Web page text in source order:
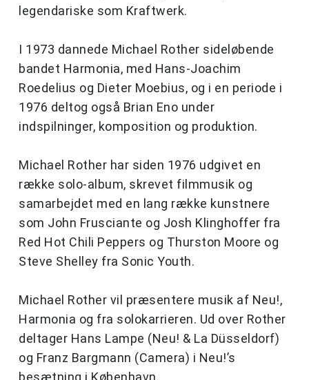
legendariske som Kraftwerk.
I 1973 dannede Michael Rother sideløbende
bandet Harmonia, med Hans-Joachim
Roedelius og Dieter Moebius, og i en periode i
1976 deltog også Brian Eno under
indspilninger, komposition og produktion.
Michael Rother har siden 1976 udgivet en
række solo-album, skrevet filmmusik og
samarbejdet med en lang række kunstnere
som John Frusciante og Josh Klinghoffer fra
Red Hot Chili Peppers og Thurston Moore og
Steve Shelley fra Sonic Youth.
Michael Rother vil præsentere musik af Neu!,
Harmonia og fra solokarrieren. Ud over Rother
deltager Hans Lampe (Neu! & La Düsseldorf)
og Franz Bargmann (Camera) i Neu!’s
besætning i København.